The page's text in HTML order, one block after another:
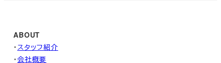
ABOUT
・ スタッフ紹介
・会社概要